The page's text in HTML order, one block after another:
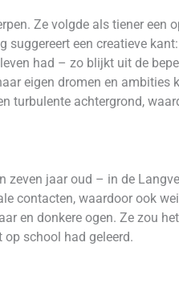
Ze volgde als tiener een
suggereert een creatieve
had – zo blijkt uit de
eigen dromen en ambities
turbulente achtergrond,
zeven jaar oud – in de
contacten, waardoor ook
en donkere ogen. Ze zou
school had geleerd.